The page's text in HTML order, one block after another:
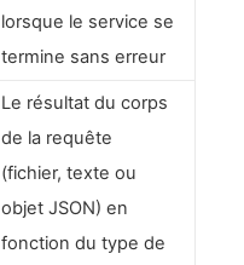
lorsque le service se
termine sans erreur
Le résultat du corps
de la requête
(fichier, texte ou
objet JSON) en
fonction du type de